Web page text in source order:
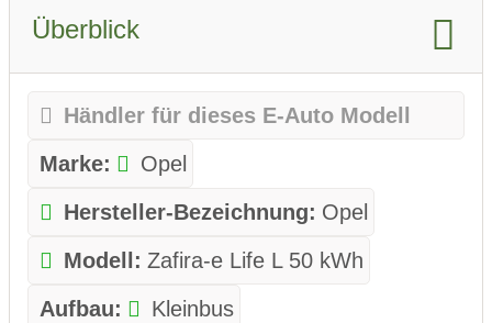
Überblick
Händler für dieses E-Auto Modell
Marke:
Opel
Hersteller-Bezeichnung: Opel
Modell: Zafira-e Life L 50 kWh
Aufbau:
Kleinbus